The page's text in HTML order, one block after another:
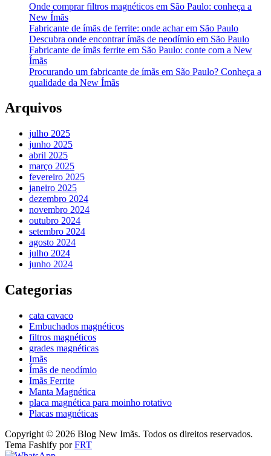
Onde comprar filtros magnéticos em São Paulo: conheça a
New Ímãs
Fabricante de ímãs de ferrite: onde achar em São Paulo
Descubra onde encontrar ímãs de neodímio em São Paulo
Fabricante de ímãs ferrite em São Paulo: conte com a New
Ímãs
Procurando um fabricante de ímãs em São Paulo? Conheça a
qualidade da New Ímãs
Arquivos
julho 2025
junho 2025
abril 2025
março 2025
fevereiro 2025
janeiro 2025
dezembro 2024
novembro 2024
outubro 2024
setembro 2024
agosto 2024
julho 2024
junho 2024
Categorias
cata cavaco
Embuchados magnéticos
filtros magnéticos
grades magnéticas
Imãs
Ímãs de neodímio
Imãs Ferrite
Manta Magnética
placa magnética para moinho rotativo
Placas magnéticas
Copyright © 2026 Blog New Imãs. Todos os direitos reservados.
Tema Fashify porFRT